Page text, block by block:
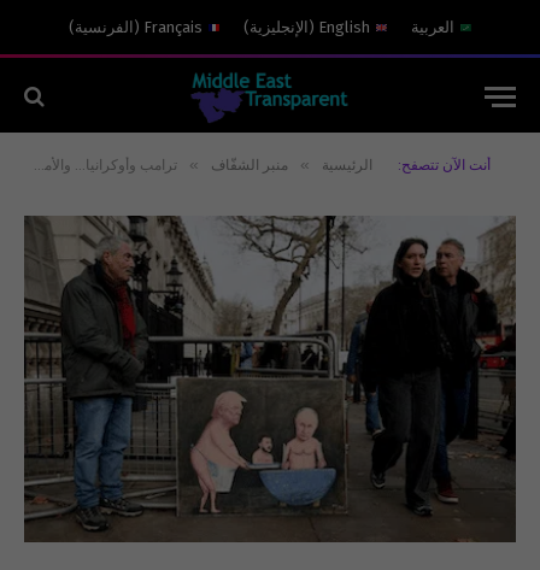
العربية English
( الإنجليزية)
Français
( الفرنسية)
أنت الآن تتصفح: الرئيسية » منبر الشفّاف » ترامب وأوكرانيا… والأمن الأوروبي